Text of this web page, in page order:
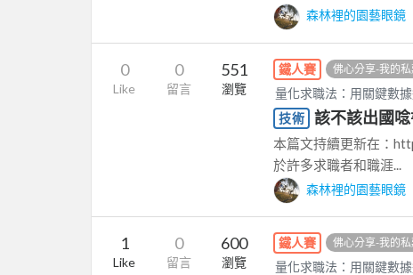
森林裡的園藝眼鏡
0
Like
0
留言
551
瀏覽
鐵人賽 佛心分享-我的
量化求職法：用關鍵數
技術
該不該出國
本篇文持續更新在：
於許多求職者和職涯...
森林裡的園藝眼鏡
1
Like
0
留言
600
瀏覽
鐵人賽 佛心分享-我的
量化求職法：用關鍵數